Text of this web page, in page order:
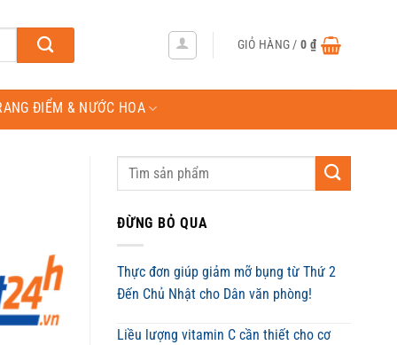
GIỎ HÀNG /0 ₫
ĐIỂM & NƯỚC HOA
ĐỪNG BỎ QUA
Thực đơn giúp giảm mỡ bụng từ Thứ 2
Đến Chủ Nhật cho Dân văn phòng!
Liều lượng vitamin C cần thiết cho cơ